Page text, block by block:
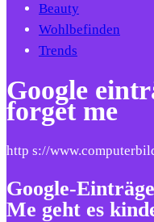
Beauty
Wohlbefinden
Trends
Google
forget me
http s://
Google-
Me geht es